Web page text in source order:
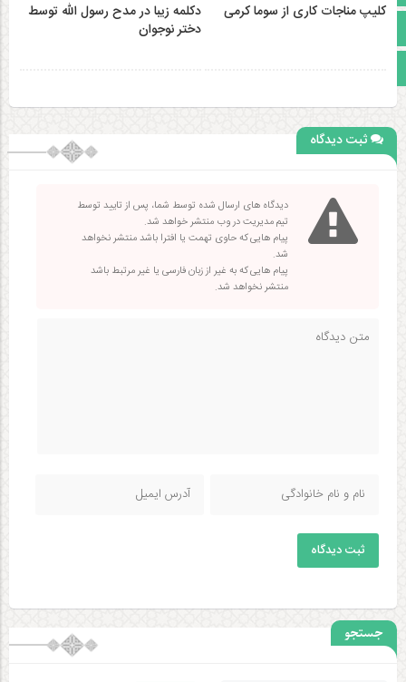
کلیپ مناجات کاری از سوما کرمی
دکلمه زیبا در مدح رسول الله توسط
دختر نوجوان
ثبت دیدگاه
دیدگاه های ارسال شده توسط شما، پس از تایید توسط
تیم مدیریت در وب منتشر خواهد شد.
پیام هایی که حاوی تهمت یا افترا باشد منتشر نخواهد
شد.
پیام هایی که به غیر از زبان فارسی یا غیر مرتبط باشد
منتشر نخواهد شد.
ثبت دیدگاه
جستجو